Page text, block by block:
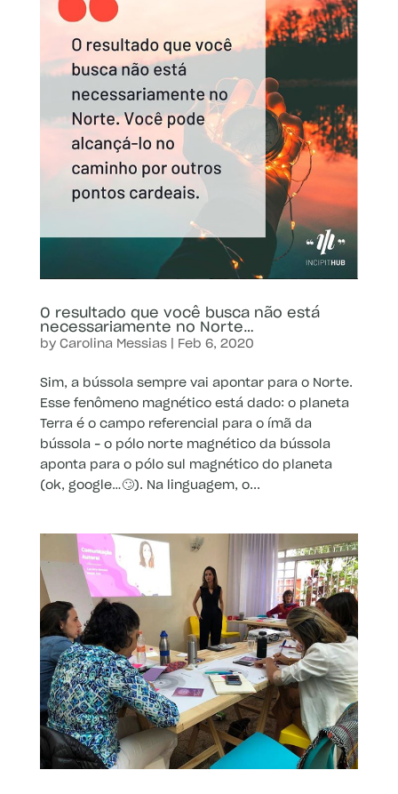
O resultado que você busca não está
necessariamente no Norte…
by Carolina Messias| Feb 6, 2020
Sim, a bússola sempre vai apontar para o Norte.
Esse fenômeno magnético está dado: o planeta
Terra é o campo referencial para o ímã da
bússola – o pólo norte magnético da bússola
aponta para o pólo sul magnético do planeta
(ok, google…🙄). Na linguagem, o...